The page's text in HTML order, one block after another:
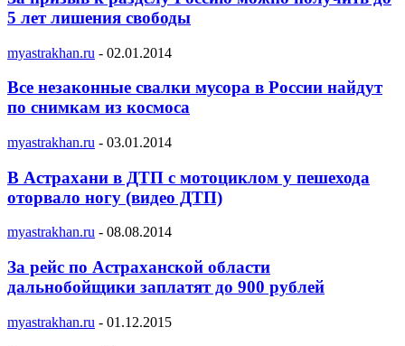
5 лет лишения свободы
myastrakhan.ru - 02.01.2014
Все незаконные свалки мусора в России найдут
по снимкам из космоса
myastrakhan.ru - 03.01.2014
В Астрахани в ДТП с мотоциклом у пешехода
оторвало ногу (видео ДТП)
myastrakhan.ru - 08.08.2014
За рейс по Астраханской области
дальнобойщики заплатят до 900 рублей
myastrakhan.ru - 01.12.2015